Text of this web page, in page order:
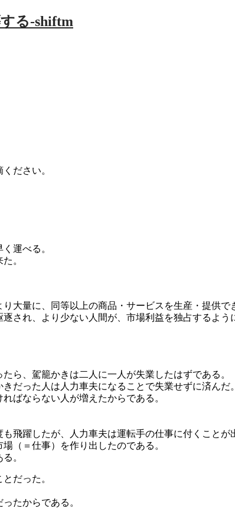
ださい。
運べる。
。
大量に、同等以上の商品・サービスを生産・提供で
され、より少ない人間が、市場利益を独占するよう
ら、駕籠かきは二人に一人が失業したはずである。
だった人は人力車夫になることで失業せずに済んだ。
ばならない人が増えたからである。
飛躍したが、人力車夫は運転手の仕事に付くことが
（＝仕事）を作り出したのである。
。
だった。
たからである。